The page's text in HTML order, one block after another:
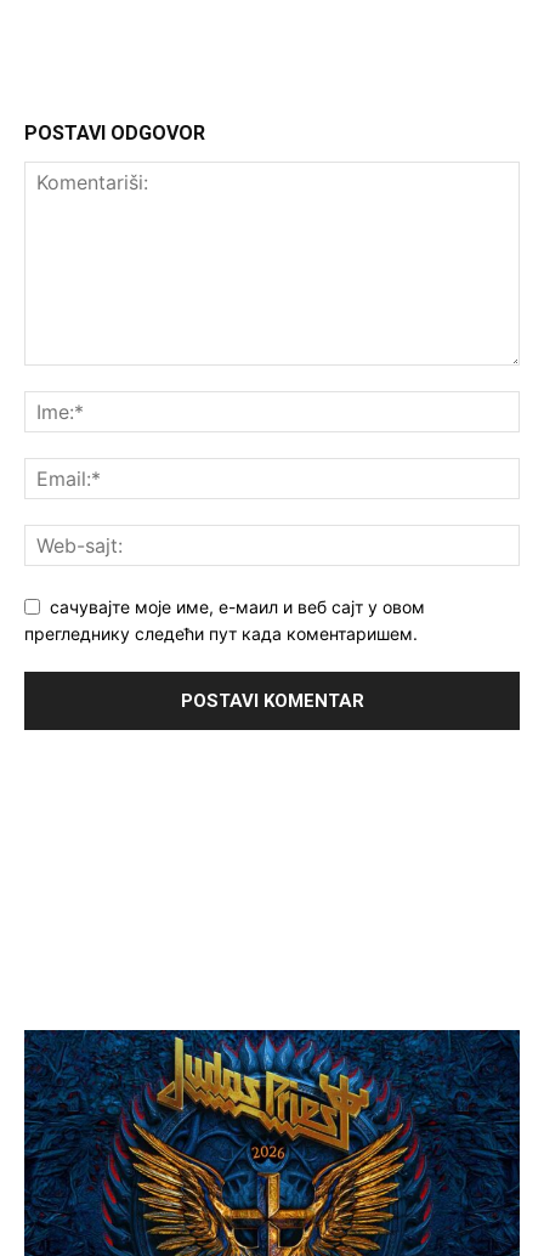
POSTAVI ODGOVOR
сачувајте моје име, е-маил и веб сајт у овом
прегледнику следећи пут када коментаришем.